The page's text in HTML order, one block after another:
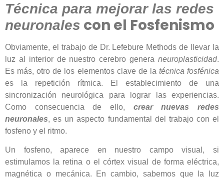
Técnica para mejorar las redes
neuronales con el Fosfenismo
Obviamente, el trabajo de Dr. Lefebure Methods de llevar la
luz al interior de nuestro cerebro genera neuroplasticidad.
Es más, otro de los elementos clave de la técnica fosfénica
es la repetición rítmica. El establecimiento de una
sincronización neurológica para lograr las experiencias.
Como consecuencia de ello, crear nuevas redes
neuronales, es un aspecto fundamental del trabajo con el
fosfeno y el ritmo.
Un fosfeno, aparece en nuestro campo visual, si
estimulamos la retina o el córtex visual de forma eléctrica,
magnética o mecánica. En cambio, sabemos que la luz